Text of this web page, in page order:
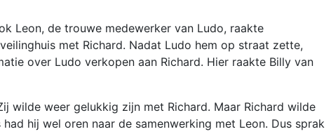
Leon, de trouwe medewerker van Ludo, raakte
met Richard. Nadat Ludo hem op straat zette,
over Ludo verkopen aan Richard. Hier raakte Billy van
wilde weer gelukkig zijn met Richard. Maar Richard wilde
hij wel oren naar de samenwerking met Leon. Dus sprak